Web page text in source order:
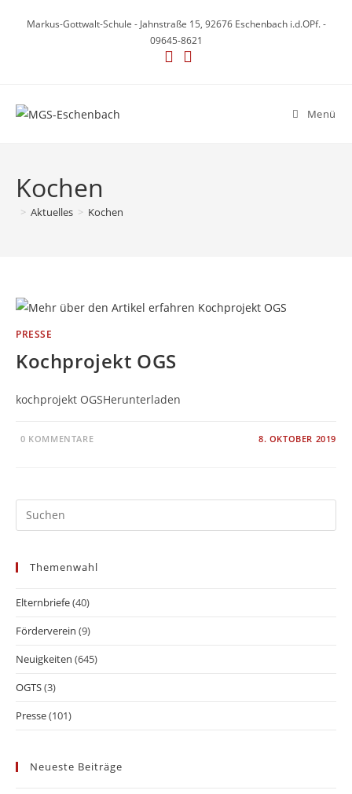
InhaltMarkus-Gottwalt-Schule - Jahnstraße 15, 92676 Eschenbach i.d.OPf. -
09645-8621
Menü
Kochen
> Aktuelles > Kochen
PRESSE
Kochprojekt OGS
kochprojekt OGSHerunterladen
0 KOMMENTARE 8. OKTOBER 2019
Themenwahl
Elternbriefe(40)
Förderverein (9)
Neuigkeiten (645)
OGTS(3)
Presse(101)
Neueste Beiträge